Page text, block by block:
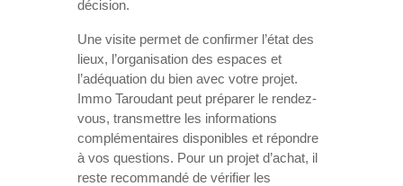
décision.
Une visite permet de confirmer l’état des
lieux, l’organisation des espaces et
l’adéquation du bien avec votre projet.
Immo Taroudant peut préparer le rendez-
vous, transmettre les informations
complémentaires disponibles et répondre
à vos questions. Pour un projet d’achat, il
reste recommandé de vérifier les